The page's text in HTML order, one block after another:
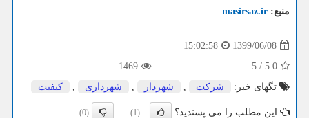
منبع: masirsaz.ir
1399/06/08
15:02:58
5.0
/
5
1469
تگهای خبر:
شركت , شهردار , شهرداری , كیفیت
این مطلب را می پسندید؟ (1)
(0)